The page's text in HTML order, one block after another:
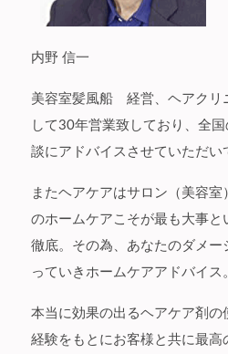
内野 信一
美容室髪風船 経営、ヘアクリ
して30年営業致しており、全
談にアドバイスさせていただい
またヘアケアはサロン（美容
のホームケアこそが最も大事と
徹底。その為、あなたのダメー
っていきホームケアアドバイス
本当に効果の出るヘアケア剤
経験をもとにお客様と共に最高